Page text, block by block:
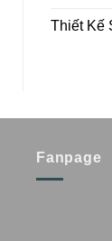
Thiết Kế
Fanpage